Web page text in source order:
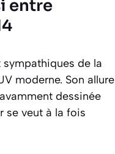
entre
de la
moderne. Son allure
dessinée
se veut à la fois